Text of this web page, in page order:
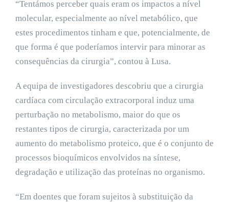
“Tentámos perceber quais eram os impactos a nível
molecular, especialmente ao nível metabólico, que
estes procedimentos tinham e que, potencialmente, de
que forma é que poderíamos intervir para minorar as
consequências da cirurgia”, contou à Lusa.
A equipa de investigadores descobriu que a cirurgia
cardíaca com circulação extracorporal induz uma
perturbação no metabolismo, maior do que os
restantes tipos de cirurgia, caracterizada por um
aumento do metabolismo proteico, que é o conjunto de
processos bioquímicos envolvidos na síntese,
degradação e utilização das proteínas no organismo.
“Em doentes que foram sujeitos à substituição da